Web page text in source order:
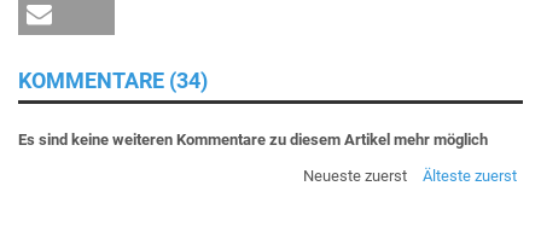
KOMMENTARE (34)
Es sind keine weiteren Kommentare zu diesem Artikel mehr möglich
Neueste zuerst
Älteste zuerst